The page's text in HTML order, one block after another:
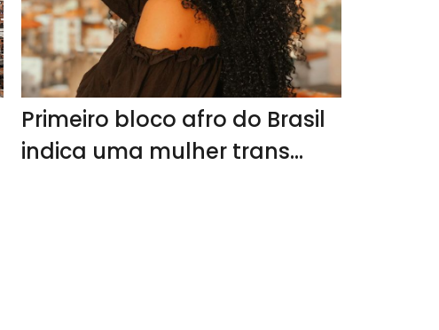
Primeiro bloco afro do Brasil
indica uma mulher trans